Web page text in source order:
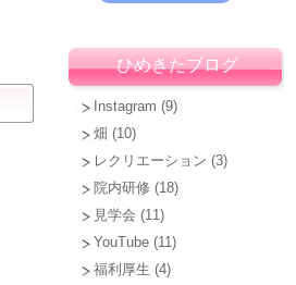
ひめきたブログ
Instagram (9)
畑 (10)
レクリエーション (3)
院内研修 (18)
見学会 (11)
YouTube (11)
福利厚生 (4)